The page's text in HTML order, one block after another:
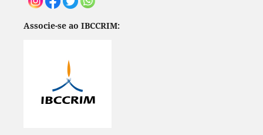
Associe-se ao IBCCRIM: